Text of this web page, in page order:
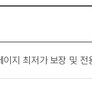
이지 최저가 보장 및